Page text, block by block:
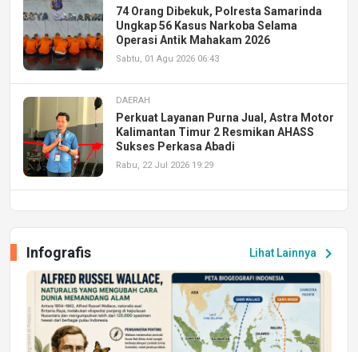
74 Orang Dibekuk, Polresta Samarinda
Ungkap 56 Kasus Narkoba Selama
Operasi Antik Mahakam 2026
Sabtu, 01 Agu 2026 06:43
DAERAH
Perkuat Layanan Purna Jual, Astra Motor
Kalimantan Timur 2 Resmikan AHASS
Sukses Perkasa Abadi
Rabu, 22 Jul 2026 19:29
Peluang Kerja dan Magang
Jumat, 17 Jul 2026 22:30
DAERAH
Astra Motor Kalimantan Timur 2 Dukung
Mahasiswa Samarinda dalam Astra
Lihat Lainnya chevron_right
Infografis